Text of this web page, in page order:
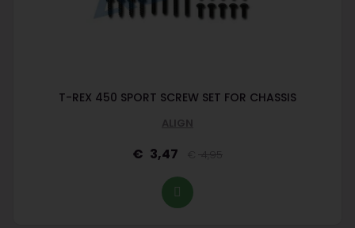
T-REX 450 SPORT SCREW SET FOR CHASSIS
ALIGN
3,47 4,95